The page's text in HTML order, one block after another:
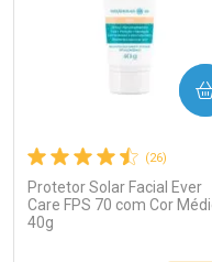
(26)
Protetor Solar Facial Ever
Care FPS 70 com Cor
40g
COMPRAR